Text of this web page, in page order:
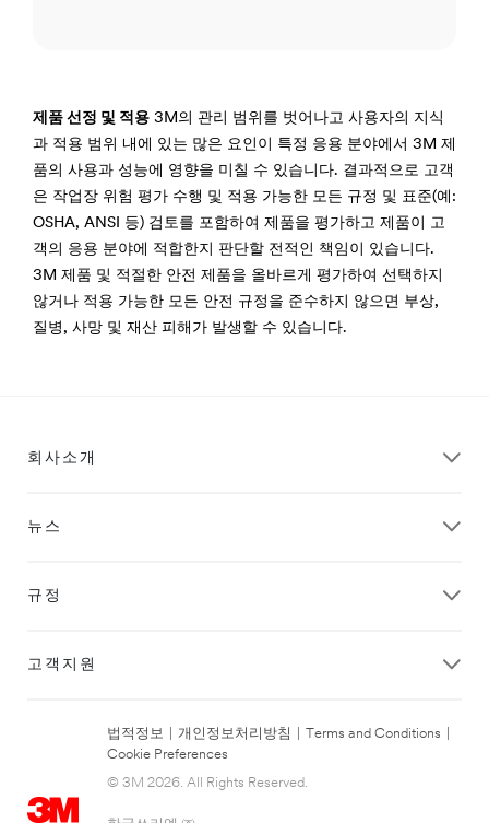
제품 선정 및 적용 3M의 관리 범위를 벗어나고 사용자의 지식
과 적용 범위 내에 있는 많은 요인이 특정 응용 분야에서 3M 제
품의 사용과 성능에 영향을 미칠 수 있습니다. 결과적으로 고객
은 작업장 위험 평가 수행 및 적용 가능한 모든 규정 및 표준(예:
OSHA, ANSI 등) 검토를 포함하여 제품을 평가하고 제품이 고
객의 응용 분야에 적합한지 판단할 전적인 책임이 있습니다.
3M 제품 및 적절한 안전 제품을 올바르게 평가하여 선택하지
않거나 적용 가능한 모든 안전 규정을 준수하지 않으면 부상,
질병, 사망 및 재산 피해가 발생할 수 있습니다.
회사소개
뉴스
규정
고객지원
법적정보 개인정보처리방침 Terms and Conditions
Cookie Preferences
© 3M 2026. All Rights Reserved.